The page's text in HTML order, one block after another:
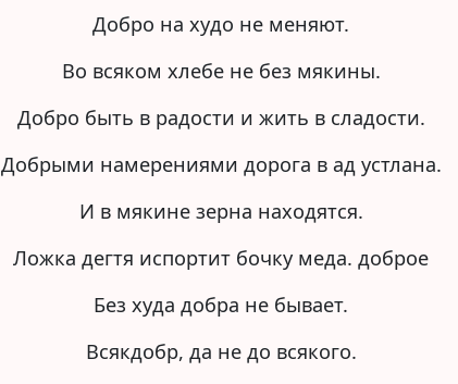
Добро на худо не меняют.
Во всяком хлебе не без мякины.
Добро быть в радости и жить в сладости.
Добрыми намерениями дорога в ад устлана.
И в мякине зерна находятся.
Ложка дегтя испортит бочку меда. доброе
Без худа добра не бывает.
Всякдобр, да не до всякого.